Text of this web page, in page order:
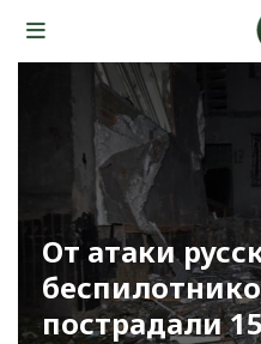
От атаки
пострадали